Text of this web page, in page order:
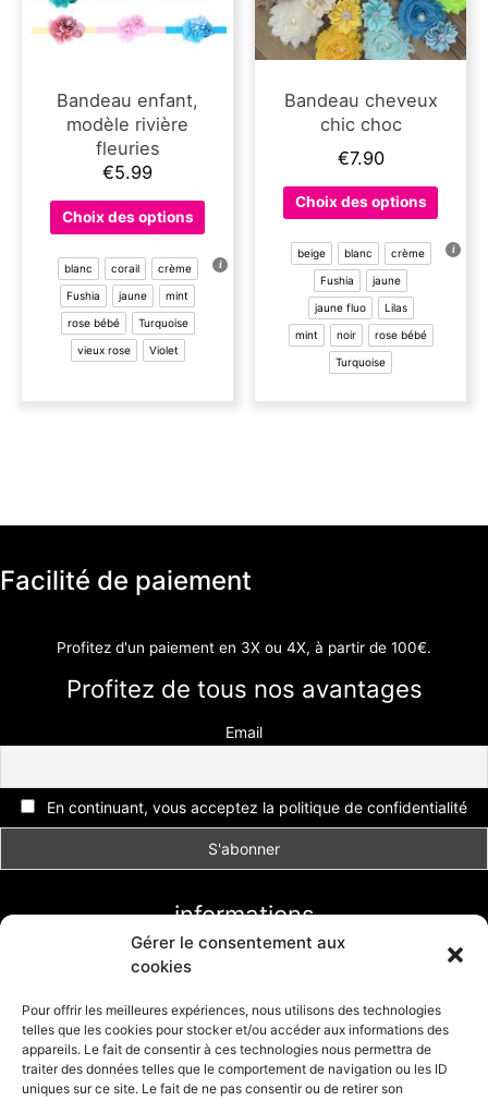
Gérer le consentement aux
cookies
Pour offrir les meilleures expériences, nous utilisons des technologies
telles que les cookies pour stocker et/ou accéder aux informations des
appareils. Le fait de consentir à ces technologies nous permettra de
traiter des données telles que le comportement de navigation ou les ID
uniques sur ce site. Le fait de ne pas consentir ou de retirer son
Bandeau enfant,
modèle rivière
fleuries
€5.99
Choix des options
Ce
produit
plusieurs
blanc corail crème
Fushia jaune mint
rose bébé Turquoise
vieux rose Violet
Bandeau cheveux
chic choc
€7.90
Choix des options
Ce
produit
produit
beige blanc crème
Fushia jaune
jaune fluo Lilas
mint noir rose bébé
Turquoise
Facilité de paiement
Profitez d'un paiement en 3X ou 4X, à partir de 100€.
Profitez de tous nos avantages
Email
En continuant, vous acceptez la politique de confidentialité
informations
Conditions générales de vente
Formulaire de retour
Politique de cookies (UE)